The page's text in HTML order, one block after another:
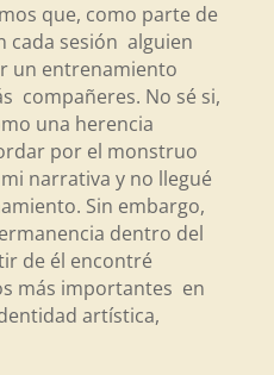
que, como parte de
cada sesión alguien
un entrenamiento
compañeres. No sé si,
una herencia
por el monstruo
narrativa y no llegué
Sin embargo,
dentro del
de él encontré
más importantes en
artística,